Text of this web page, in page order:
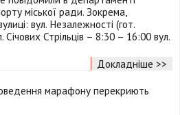
міської ради. Зокрема,
вул. Незалежності (гот.
Стрільців – 8:30 – 16:00 вул.
Докладніше >>